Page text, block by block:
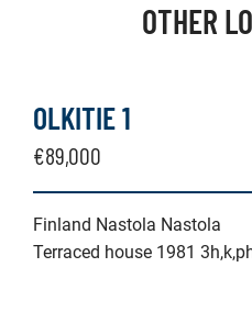
OTHER
OLKITIE 1
€89,000
Finland Nastola Nastola
Terraced house 1981